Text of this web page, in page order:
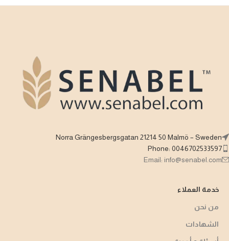
Norra Grängesbergsgatan 21214 50 Malmö – Sweden
Phone: 0046702533597
Email: info@senabel.com
خدمة العملاء
من نحن
الشهادات